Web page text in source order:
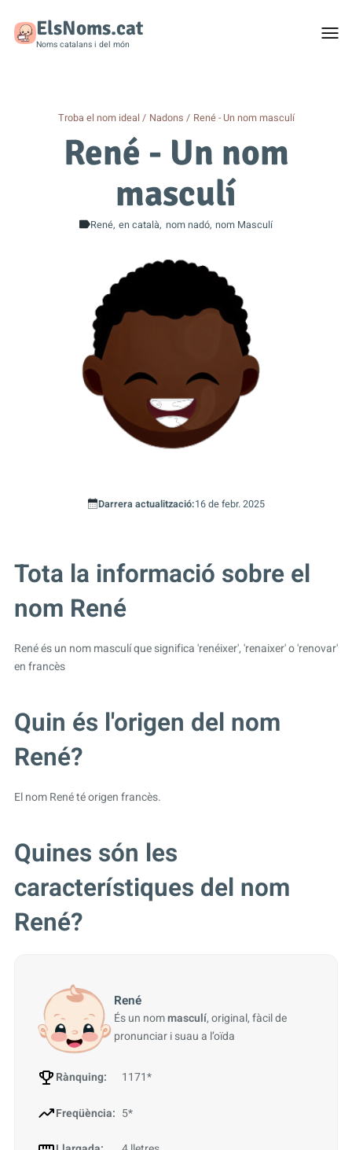
ElsNoms.cat
Noms catalans i del món
Troba el nom ideal Nadons René - Un nom masculí
René - Un nom
masculí
René en català nom nadó nom Masculí
Darrera actualització:16 de febr. 2025
Tota la informació sobre el
nom René
René és un nom masculí que significa 'renéixer', 'renaixer' o 'renovar'
en francès
Quin és l'origen del nom
René?
El nom René té origen francès.
Quines són les
característiques del nom
René?
Rànquing: 1171*
Freqüència: 5*
René
És un nommasculí, original, fàcil de
pronunciar i suau a l’oïda